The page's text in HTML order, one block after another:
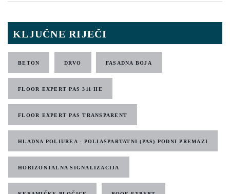
KLJUČNE RIJEČI
BETON DRVO FASADNA BOJA
FLOOR EXPERT PAS 311 HE
FLOOR EXPERT PAS TRANSPARENT
HLADNA POLIUREA - POLIASPARTATNI (PAS) PODNI PREMAZI
HORIZONTALNA SIGNALIZACIJA